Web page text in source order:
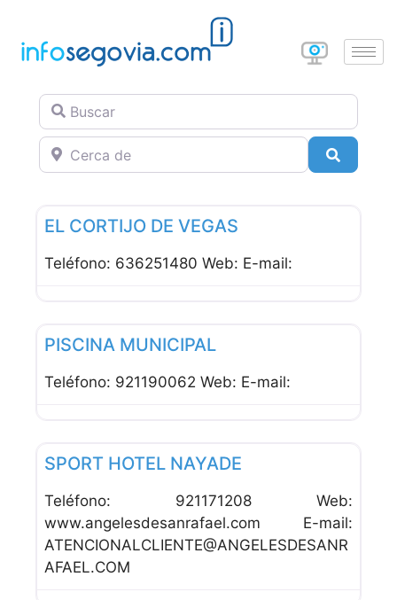
Buscar
Cerca de
EL CORTIJO DE VEGAS
Teléfono: 636251480 Web: E-mail:
PISCINA MUNICIPAL
Teléfono: 921190062 Web: E-mail:
SPORT HOTEL NAYADE
Teléfono: 921171208 Web:
www.angelesdesanrafael.com E-mail:
ATENCIONALCLIENTE@ANGELESDESANR
AFAEL.COM